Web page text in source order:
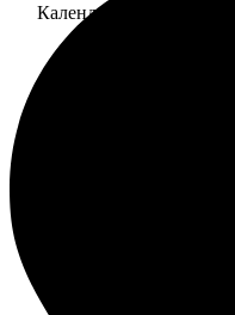
Календарь настенный